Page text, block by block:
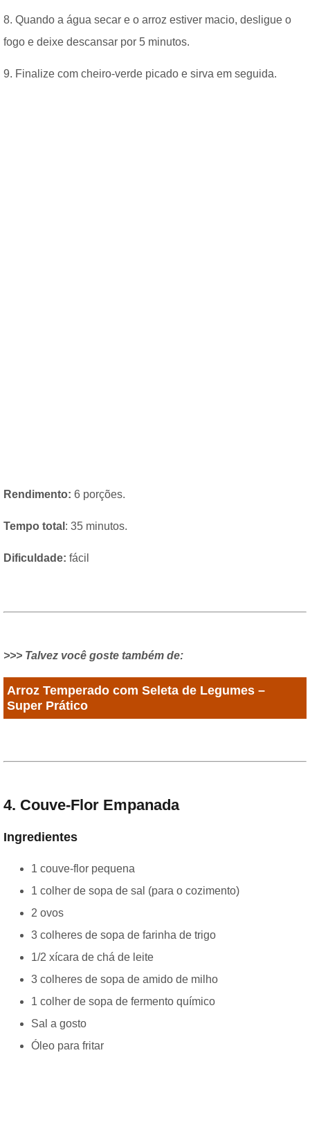
8. Quando a água secar e o arroz estiver macio, desligue o
fogo e deixe descansar por 5 minutos.
9. Finalize com cheiro-verde picado e sirva em seguida.
Rendimento: 6 porções.
Tempo total : 35 minutos.
Dificuldade: fácil
>>> Talvez você goste também de:
Arroz Temperado com Seleta de Legumes –
Super Prático
4. Couve-Flor Empanada
Ingredientes
1 couve-flor pequena
1 colher de sopa de sal (para o cozimento)
2 ovos
3 colheres de sopa de farinha de trigo
1/2 xícara de chá de leite
3 colheres de sopa de amido de milho
1 colher de sopa de fermento químico
Sal a gosto
Óleo para fritar